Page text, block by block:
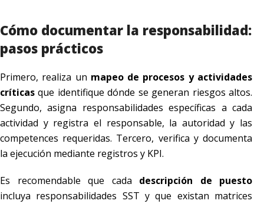
Cómo documentar la responsabilidad:
pasos prácticos
Primero, realiza un mapeo de procesos y actividades
críticas que identifique dónde se generan riesgos altos.
Segundo, asigna responsabilidades específicas a cada
actividad y registra el responsable, la autoridad y las
competences requeridas. Tercero, verifica y documenta
la ejecución mediante registros y KPI.
Es recomendable que cada descripción de puesto
incluya responsabilidades SST y que existan matrices